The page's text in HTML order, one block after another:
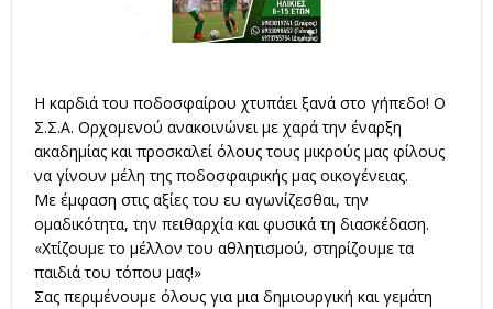
Η καρδιά του ποδοσφαίρου χτυπάει ξανά στο γήπεδο! Ο
Σ.Σ.Α. Ορχομενού ανακοινώνει με χαρά την έναρξη
ακαδημίας και προσκαλεί όλους τους μικρούς μας φίλους
να γίνουν μέλη της ποδοσφαιρικής μας οικογένειας.
Με έμφαση στις αξίες του ευ αγωνίζεσθαι, την
ομαδικότητα, την πειθαρχία και φυσικά τη διασκέδαση.
«Χτίζουμε το μέλλον του αθλητισμού, στηρίζουμε τα
παιδιά του τόπου μας!»
Σας περιμένουμε όλους για μια δημιουργική και γεμάτη